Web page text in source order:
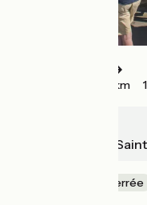
28 km
Pré-en-Pail-
Ancienne voie ferrée